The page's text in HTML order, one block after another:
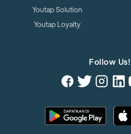
Youtap Solution
Youtap Loyalty
Follow Us!